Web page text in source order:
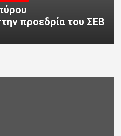
προεδρία του ΣΕΒ